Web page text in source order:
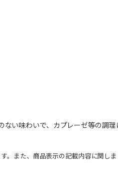
い味わいで、カプレーゼ等の調理
。また、商品表示の記載内容に関し